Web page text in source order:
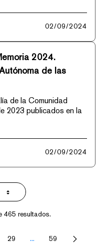
02/09/2024
2024.
de las
de la Comunidad
2023 publicados en la
02/09/2024
página
465 resultados.
29 ... 59